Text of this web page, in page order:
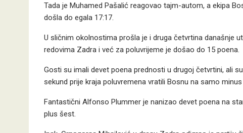
Tada je Muhamed Pašalić reagovao tajm-autom, a ekipa
došla do egala 17:17.
U sličnim okolnostima prošla je i druga četvrtina današnje
redovima Zadra i već za poluvrijeme je došao do 15 poena.
Gosti su imali devet poena prednosti u drugoj četvrtini, ali
sekund prije kraja poluvremena vratili Bosnu na samo
Fantastični Alfonso Plummer je nanizao devet poena na
plus šest.